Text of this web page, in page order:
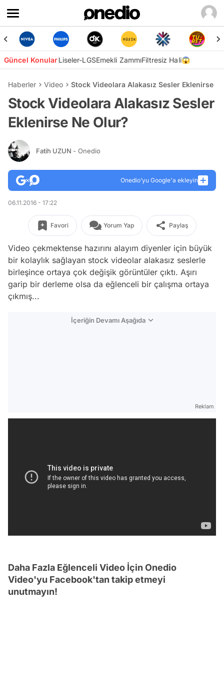
Güncel KonularLiseler-LGSEmekli ZammıFiltresiz Hali😱
Haberler Video Stock Videolara Alakasız Sesler Eklenirse
Stock Videolara Alakasız Sesler
Eklenirse Ne Olur?
Fatih UZUN - Onedio
Onedio’yu Google'a ekleyin
06.11.2016 - 17:22
Favori Yorum Yap Paylaş
Video çekmektense hazırını alayım diyenler için büyük
bir kolaylık sağlayan stock videolar alakasız seslerle
birleşince ortaya çok değişik görüntüler çıktı. Aşırı
garip bir derleme olsa da eğlenceli bir çalışma ortaya
çıkmış...
İçeriğin Devamı Aşağıda
Reklam
Daha Fazla Eğlenceli Video İçin Onedio
Video'yu Facebook'tan takip etmeyi
unutmayın!